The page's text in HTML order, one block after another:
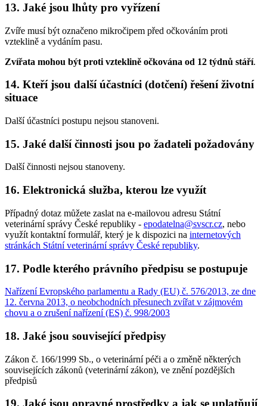
13. Jaké jsou lhůty pro vyřízení
Zvíře musí být označeno mikročipem před očkováním proti
vzteklině a vydáním pasu.
Zvířata mohou být proti vzteklině očkována od 12 týdnů stáří.
14. Kteří jsou další účastníci (dotčení) řešení životní
situace
Další účastníci postupu nejsou stanoveni.
15. Jaké další činnosti jsou po žadateli požadovány
Další činnosti nejsou stanoveny.
16. Elektronická služba, kterou lze využít
Případný dotaz můžete zaslat na e-mailovou adresu Státní
veterinární správy České republiky - epodatelna@svscr.cz, nebo
využít kontaktní formulář, který je k dispozici na internetových
stránkách Státní veterinární správy České republiky.
17. Podle kterého právního předpisu se postupuje
Nařízení Evropského parlamentu a Rady (EU) č. 576/2013, ze dne
12. června 2013, o neobchodních přesunech zvířat v zájmovém
chovu a o zrušení nařízení (ES) č. 998/2003
18. Jaké jsou související předpisy
Zákon č. 166/1999 Sb., o veterinární péči a o změně některých
souvisejících zákonů (veterinární zákon), ve znění pozdějších
předpisů